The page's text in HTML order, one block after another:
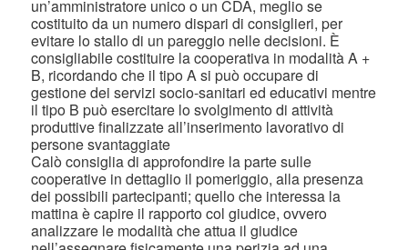
un’amministratore unico o un CDA, meglio se
costituito da un numero dispari di consiglieri, per
evitare lo stallo di un pareggio nelle decisioni. È
consigliabile costituire la cooperativa in modalità A +
B, ricordando che il tipo A si può occupare di
gestione dei servizi socio-sanitari ed educativi mentre
il tipo B può esercitare lo svolgimento di attività
produttive finalizzate all’inserimento lavorativo di
persone svantaggiate
Calò consiglia di approfondire la parte sulle
cooperative in dettaglio il pomeriggio, alla presenza
dei possibili partecipanti; quello che interessa la
mattina è capire il rapporto col giudice, ovvero
analizzare le modalità che attua il giudice